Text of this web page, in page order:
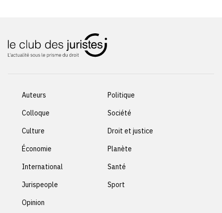
Auteurs
Colloque
Culture
Économie
International
Jurispeople
Opinion
Politique
Société
Droit et justice
Planète
Santé
Sport